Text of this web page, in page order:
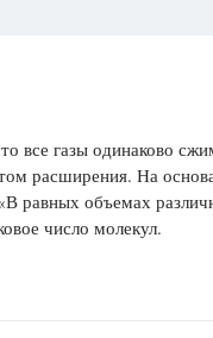
все газы одинаково
расширения. На
равных объемах
число молекул.